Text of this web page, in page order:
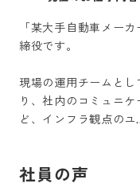
「某大手自動車メー
締役です。
現場の運用チームと
り、社内のコミュニ
ど、インフラ観点のユ
社員の声